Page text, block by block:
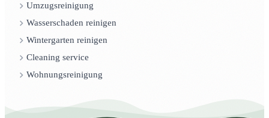
Umzugsreinigung
Wasserschaden reinigen
Wintergarten reinigen
Cleaning service
Wohnungsreinigung